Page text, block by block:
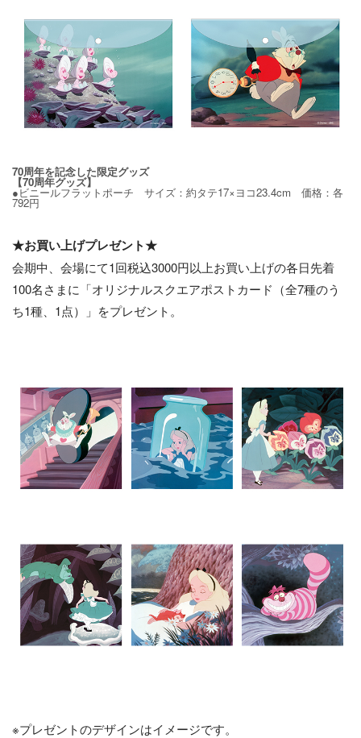
70周年を記念した限定グッズ
【70周年グッズ】
●ビニールフラットポーチ サイズ：約タテ17×ヨコ23.4cm 価格：各
792円
★お買い上げプレゼント★
会期中、会場にて1回税込3000円以上お買い上げの各日先着
100名さまに「オリジナルスクエアポストカード（全7種のう
ち1種、1点）」をプレゼント。
※プレゼントのデザインはイメージです。